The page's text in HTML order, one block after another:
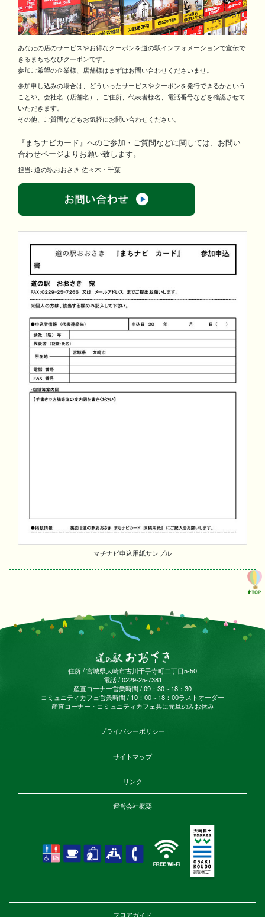
あなたの店のサービスやお得なクーポンを道の駅インフォメーションで宣伝で
きるまちちなびクーポンです。
参加ご希望の企業様、店舗様はまずはお問い合わせくださいませ。
参加申し込みの場合は、どういったサービスやクーポンを発行できるかという
ことや、会社名（店舗名）、ご住所、代表者様名、電話番号などを確認させて
いただきます。
その他、ご質問などもお気軽にお問い合わせください。
『まちナビカード』へのご参加・ご質問などに関しては、お問い
合わせページよりお願い致します。
担当: 道の駅おおさき 佐々木・千葉
マチナビ申込用紙サンプル
住所 / 宮城県大崎市古川千手寺町二丁目5-50
電話 / 0229-25-7381
産直コーナー営業時間 / 09：30～18：30
コミュニティカフェ営業時間 / 10：00～18：00ラストオーダー
産直コーナー・コミュニティカフェ共に元旦のみお休み
プライバシーポリシー
サイトマップ
リンク
運営会社概要
フロアガイド